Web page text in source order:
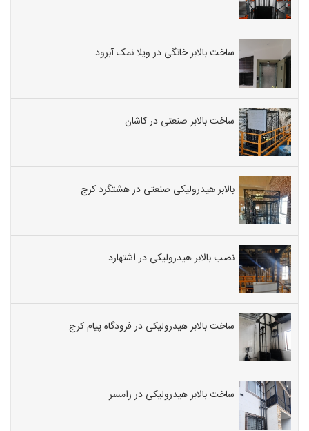
ساخت بالابر خانگی در ویلا نمک آبرود
ساخت بالابر صنعتی در کاشان
بالابر هیدرولیکی صنعتی در هشتگرد کرج
نصب بالابر هیدرولیکی در اشتهارد
ساخت بالابر هیدرولیکی در فرودگاه پیام کرج
ساخت بالابر هیدرولیکی در رامسر